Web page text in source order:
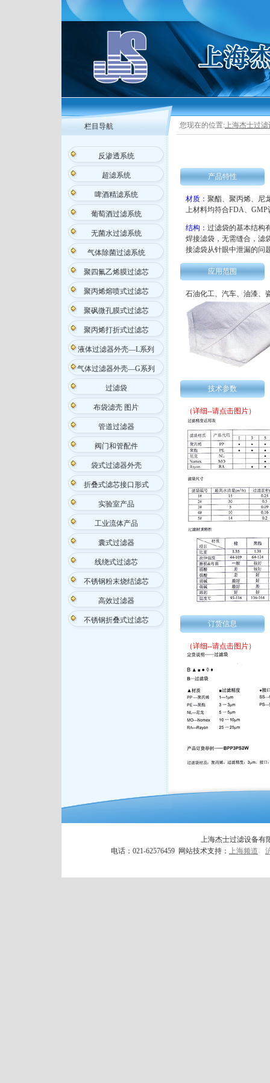
栏目导航
反渗透系统
超滤系统
啤酒精滤系统
葡萄酒过滤系统
无菌水过滤系统
气体除菌过滤系统
聚四氟乙烯膜过滤芯
聚丙烯熔喷式过滤芯
聚砜微孔膜式过滤芯
聚丙烯打折式过滤芯
液体过滤器外壳—L系列
气体过滤器外壳—G系列
过滤袋
布袋滤壳 图片
管道过滤器
阀门和管配件
袋式过滤器外壳
折叠式滤芯接口形式
实验室产品
工业流体产品
囊式过滤器
线绕式过滤芯
不锈钢粉末烧结滤芯
高效过滤器
不锈钢折叠式过滤芯
您现在的位置:上海杰士过
产品特性
材质： 聚酯、聚丙烯、尼
上材料均符合FDA、GMP
结构： 过滤袋的基本结构
焊接滤袋，无需缝合，滤
接滤袋从针眼中泄漏的问
应用范围
石油化工、汽车、油漆、
技术参数
（详细--请点击图片）
订货信息
（详细--请点击图片）
上海杰士过滤设备有
电话：021-62576459 网站技术支持： 上海频道